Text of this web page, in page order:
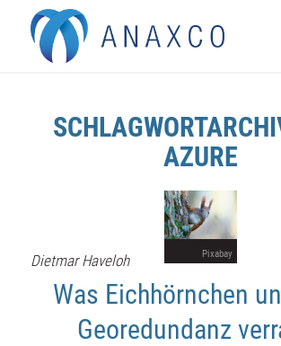
AZURE
Dietmar Haveloh Pixabay
Was Eichhörnchen
Georedundanz